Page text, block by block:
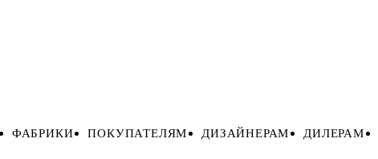
ФАБРИКИ ПОКУПАТЕЛЯМ ДИЗАЙНЕРАМ ДИЛЕРАМ